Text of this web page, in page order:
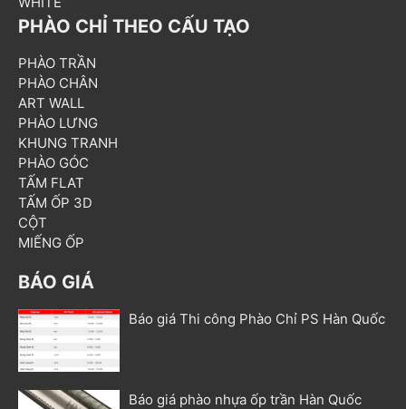
PHÀO CHỈ THEO CẤU TẠO
PHÀO TRẦN
PHÀO CHÂN
ART WALL
PHÀO LƯNG
KHUNG TRANH
PHÀO GÓC
TẤM FLAT
TẤM ỐP 3D
CỘT
MIẾNG ỐP
BÁO GIÁ
Báo giá Thi công Phào Chỉ PS Hàn Quốc
Báo giá phào nhựa ốp trần Hàn Quốc